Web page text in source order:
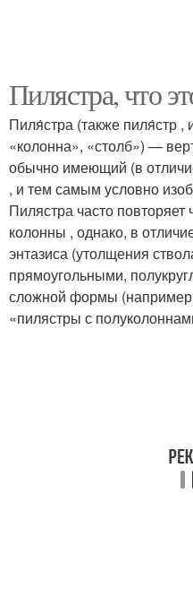
Пилястра, что
Пиля́стра (также пиля́стр
«колонна», «столб») —
обычно имеющий (в
, и тем самым условно
Пилястра часто
колонны , однако, в
энтазиса (утолщения
прямоугольными,
сложной формы
«пилястры с